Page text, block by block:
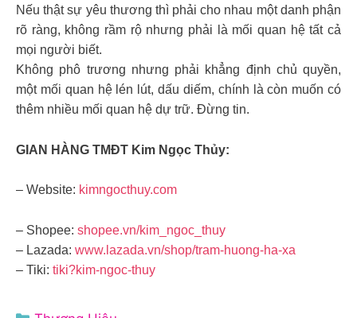
Nếu thật sự yêu thương thì phải cho nhau một danh phận
rõ ràng, không rầm rộ nhưng phải là mối quan hệ tất cả
mọi người biết.
Không phô trương nhưng phải khẳng định chủ quyền,
một mối quan hệ lén lút, dấu diếm, chính là còn muốn có
thêm nhiều mối quan hệ dự trữ. Đừng tin.
GIAN HÀNG TMĐT Kim Ngọc Thủy:
– Website: kimngocthuy.com
– Shopee: shopee.vn/kim_ngoc_thuy
– Lazada: www.lazada.vn/shop/tram-huong-ha-xa
– Tiki: tiki?kim-ngoc-thuy